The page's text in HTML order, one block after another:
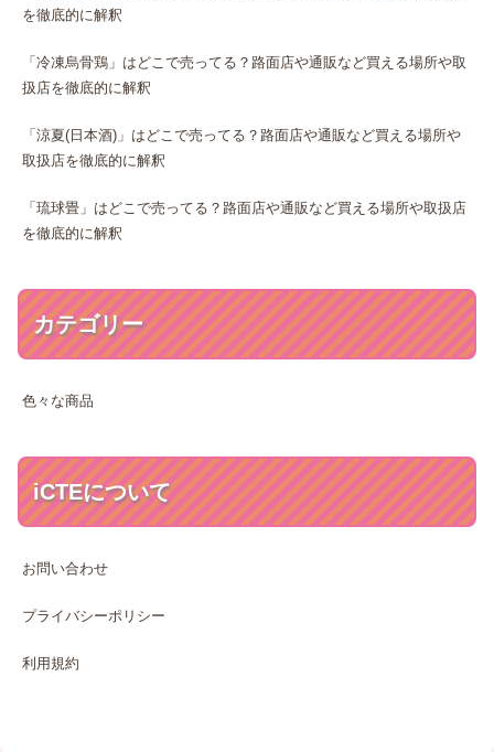
を徹底的に解釈
「冷凍烏骨鶏」はどこで売ってる？路面店や通販など買える場所や取
扱店を徹底的に解釈
「涼夏(日本酒)」はどこで売ってる？路面店や通販など買える場所や
取扱店を徹底的に解釈
「琉球畳」はどこで売ってる？路面店や通販など買える場所や取扱店
を徹底的に解釈
カテゴリー
色々な商品
iCTEについて
お問い合わせ
プライバシーポリシー
利用規約